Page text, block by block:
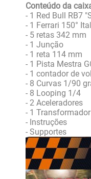
Conteúdo da
- 1 Red Bull RB7
- 1 Ferrari 150°
- 5 retas 342 mm
- 1 Junção
- 1 reta 114 mm
- 1 Pista Mestra
- 1 contador de
- 8 Curvas 1/90
- 8 Looping 1/4
- 2 Aceleradores
- 1 Transformador
- Instruções
- Supportes